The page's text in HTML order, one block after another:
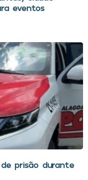
eventos
prisão durante